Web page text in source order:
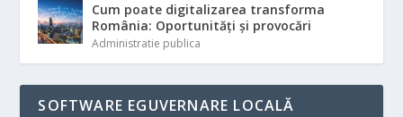
Cum poate digitalizarea transforma
România: Oportunități și provocări
Administratie publica
SOFTWARE EGUVERNARE LOCALĂ